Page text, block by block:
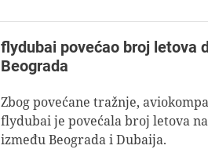
flydubai povećao broj letova
Beograda
Zbog povećane tražnje,
flydubai je povećala broj letova
između Beograda i Dubaija.